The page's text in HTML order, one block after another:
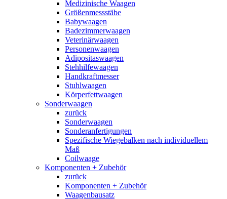
Medizinische Waagen
Größenmessstäbe
Babywaagen
Badezimmerwaagen
Veterinärwaagen
Personenwaagen
Adipositaswaagen
Stehhilfewaagen
Handkraftmesser
Stuhlwaagen
Körperfettwaagen
Sonderwaagen
zurück
Sonderwaagen
Sonderanfertigungen
Spezifische Wiegebalken nach individuellem
Maß
Coilwaage
Komponenten + Zubehör
zurück
Komponenten + Zubehör
Waagenbausatz